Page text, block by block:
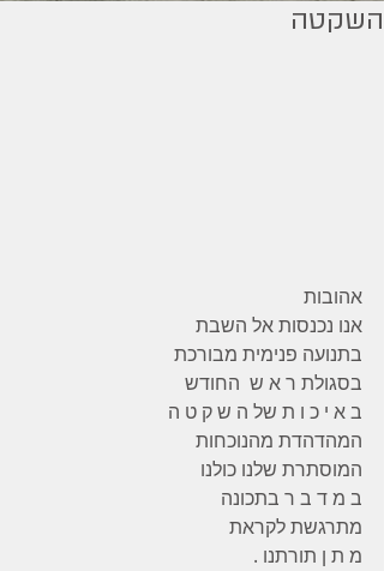
השקטה
אהובות
אנו נכנסות אל השבת
בתנועה פנימית מבורכת
בסגולת ר א ש  החודש
ב א י כ ו ת של ה ש ק ט ה
המהדהדת מהנוכחות
המוסתרת שלנו כולנו
ב מ ד ב ר בתכונה
מתרגשת לקראת
מ ת ן תורתנו .